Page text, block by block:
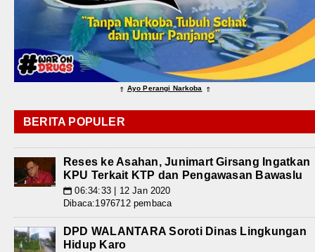
⇑ Ayo Perangi Narkoba ⇑
BERITA POPULER
Reses ke Asahan, Junimart Girsang Ingatkan
KPU Terkait KTP dan Pengawasan Bawaslu
📅 06:34:33 | 12 Jan 2020
Dibaca:1976712 pembaca
DPD WALANTARA Soroti Dinas Lingkungan
Hidup Karo